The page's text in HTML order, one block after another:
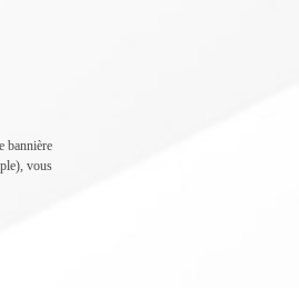
bannière
vous